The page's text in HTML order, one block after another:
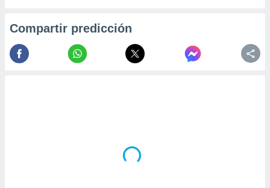
Compartir predicción